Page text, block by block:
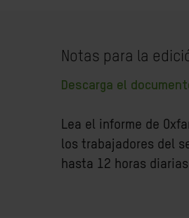
Notas para la
Descarga el
Lea el informe de
los trabajadores del
hasta 12 horas